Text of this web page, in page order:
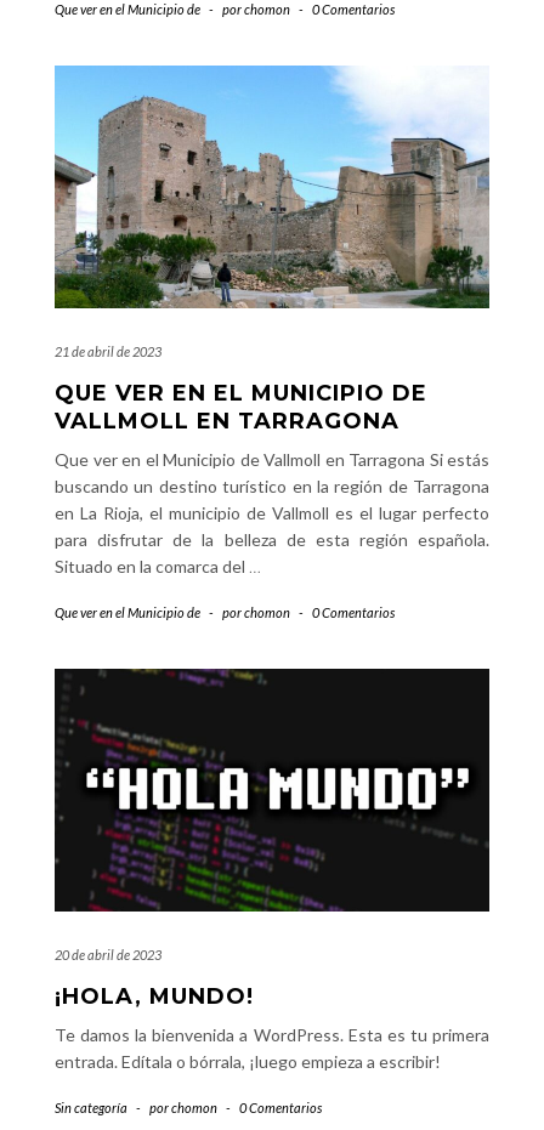
Que ver en el Municipio de - porchomon - 0 Comentarios
21 de abril de 2023
QUE VER EN EL MUNICIPIO DE
VALLMOLL EN TARRAGONA
Que ver en el Municipio de Vallmoll en Tarragona Si estás
buscando un destino turístico en la región de Tarragona
en La Rioja, el municipio de Vallmoll es el lugar perfecto
para disfrutar de la belleza de esta región española.
Situado en la comarca del …
Que ver en el Municipio de - porchomon - 0 Comentarios
20 de abril de 2023
¡HOLA, MUNDO!
Te damos la bienvenida a WordPress. Esta es tu primera
entrada. Edítala o bórrala, ¡luego empieza a escribir!
Sin categoría - porchomon - 0 Comentarios